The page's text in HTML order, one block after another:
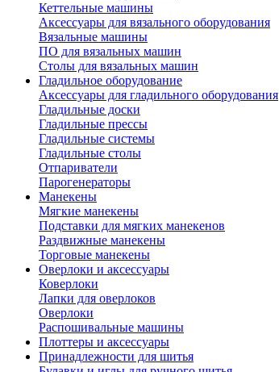
Кеттельные машины
Аксессуары для вязального оборудования
Вязальные машины
ПО для вязальных машин
Столы для вязальных машин
Гладильное оборудование
Аксессуары для гладильного оборудования
Гладильные доски
Гладильные прессы
Гладильные системы
Гладильные столы
Отпариватели
Парогенераторы
Манекены
Мягкие манекены
Подставки для мягких манекенов
Раздвижные манекены
Торговые манекены
Оверлоки и аксессуары
Коверлоки
Лапки для оверлоков
Оверлоки
Распошивальные машины
Плоттеры и аксессуары
Принадлежности для шитья